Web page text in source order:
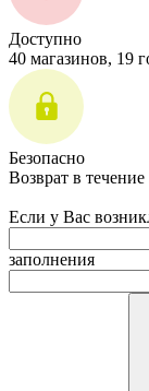
Доступно
40 магазинов, 19
Безопасно
Возврат в
Если у Вас
заполнения